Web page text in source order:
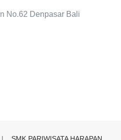
No.62 Denpasar Bali